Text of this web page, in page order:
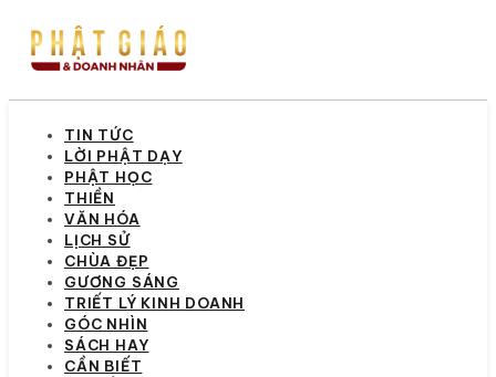
TIN TỨC
LỜI PHẬT DẠY
PHẬT HỌC
THIỀN
VĂN HÓA
LỊCH SỬ
CHÙA ĐẸP
GƯƠNG SÁNG
TRIẾT LÝ KINH DOANH
GÓC NHÌN
SÁCH HAY
CẦN BIẾT